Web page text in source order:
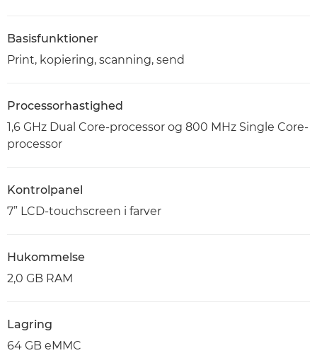
Basisfunktioner
Print, kopiering, scanning, send
Processorhastighed
1,6 GHz Dual Core-processor og 800 MHz Single Core-
processor
Kontrolpanel
7” LCD-touchscreen i farver
Hukommelse
2,0 GB RAM
Lagring
64 GB eMMC